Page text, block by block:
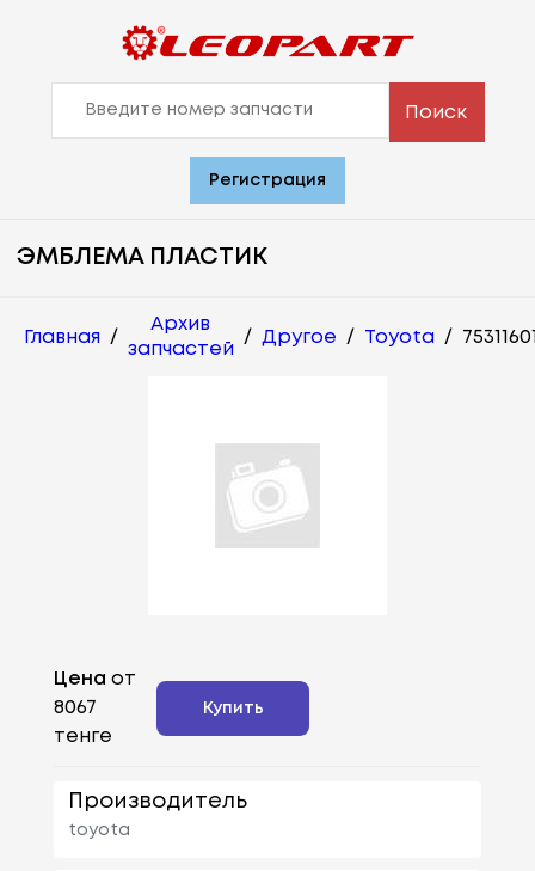
Поиск
Регистрация
ЭМБЛЕМА ПЛАСТИК
Главная /
Архив
запчастей
/ Другое / Toyota /
Цена от
8067
тенге
Купить
Производитель
toyota